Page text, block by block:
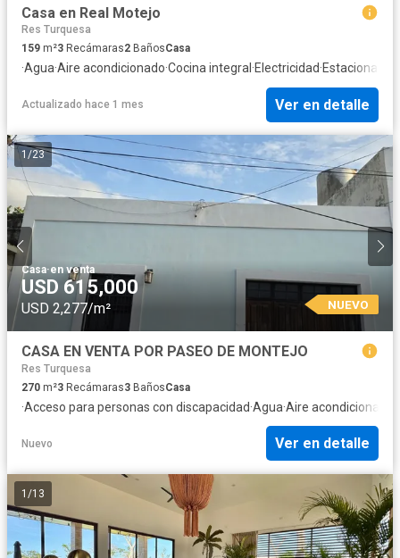
Casa en Real Motejo
Res Turquesa
159 m²3 Recámaras2 BañosCasa
·Agua·Aire acondicionado·Cocina integral ·Electricidad·
Actualizado hace 1 mes Ver en detalle
1 /23
Casa·en venta
USD 615,000
USD 2,277/m² NUEVO
CASA EN VENTA POR PASEO DE MONTEJO
Res Turquesa
270 m²3 Recámaras3 BañosCasa
·Acceso para personas con discapacidad·Agua·Aire acondicionado
Nuevo Ver en detalle
1 /13